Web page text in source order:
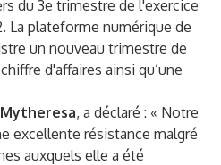
du 3e trimestre de l'exercice
La plateforme numérique de
un nouveau trimestre de
d'affaires ainsi qu’une
, a déclaré : « Notre
excellente résistance malgré
auxquels elle a été